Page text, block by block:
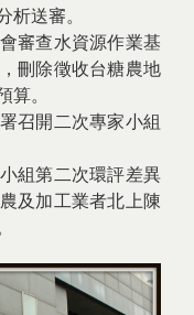
析送審。
審查水資源作業基
刪除徵收台糖農地
算。
召開二次專家小組
組第二次環評差異
及加工業者北上陳